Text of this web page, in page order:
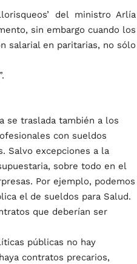
del ministro Arlía
sin embargo cuando los
salarial en paritarias, no sólo
se traslada también a los
con sueldos
Salvo excepciones a la
sobre todo en el
Por ejemplo, podemos
el de sueldos para Salud.
que deberían ser
públicas no hay
contratos precarios,